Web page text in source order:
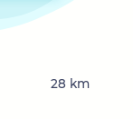
28 km